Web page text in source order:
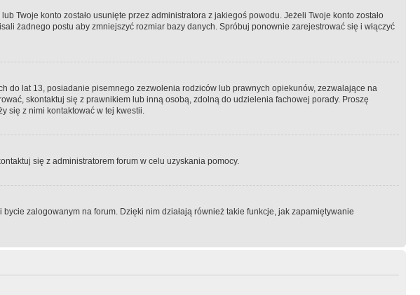
Twoje konto zostało usunięte przez administratora z jakiegoś powodu. Jeżeli Twoje konto zostało
żadnego postu aby zmniejszyć rozmiar bazy danych. Spróbuj ponownie zarejestrować się i włączyć
do lat 13, posiadanie pisemnego zezwolenia rodziców lub prawnych opiekunów, zezwalające na
skontaktuj się z prawnikiem lub inną osobą, zdolną do udzielenia fachowej porady. Proszę
się z nimi kontaktować w tej kwestii.
się z administratorem forum w celu uzyskania pomocy.
zalogowanym na forum. Dzięki nim działają również takie funkcje, jak zapamiętywanie